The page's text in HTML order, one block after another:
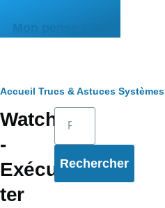
Mon pense-bête
Fil
d'Ariane
Accueil Trucs & Astuces Systèmes
Watch
-
Exécu
ter
Rechercher